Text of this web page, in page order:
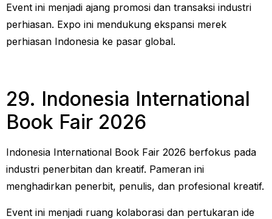
Event ini menjadi ajang promosi dan transaksi industri
perhiasan. Expo ini mendukung ekspansi merek
perhiasan Indonesia ke pasar global.
29. Indonesia International
Book Fair 2026
Indonesia International Book Fair 2026 berfokus pada
industri penerbitan dan kreatif. Pameran ini
menghadirkan penerbit, penulis, dan profesional kreatif.
Event ini menjadi ruang kolaborasi dan pertukaran ide